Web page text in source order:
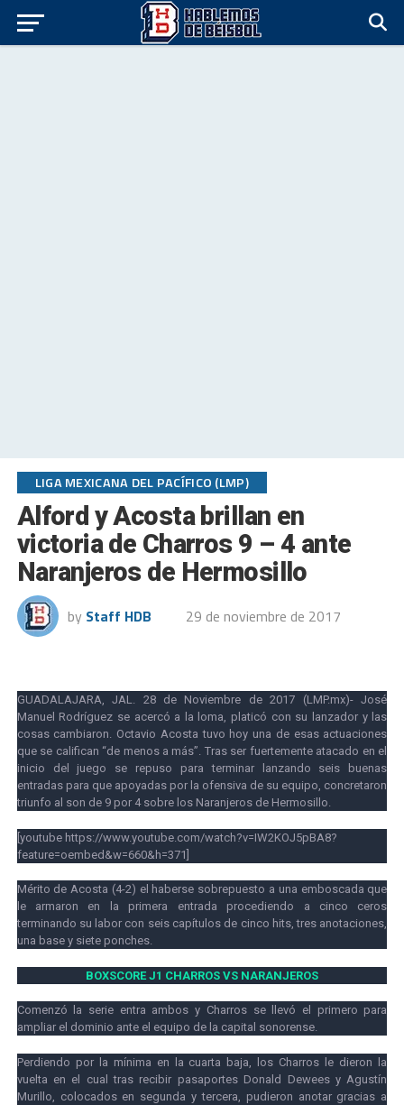
LIGA MEXICANA DEL PACÍFICO (LMP)
Alford y Acosta brillan en
victoria de Charros 9 – 4 ante
Naranjeros de Hermosillo
by Staff HDB 29 de noviembre de 2017
GUADALAJARA, JAL. 28 de Noviembre de 2017 (LMP.mx)- José
Manuel Rodríguez se acercó a la loma, platicó con su lanzador y las
cosas cambiaron. Octavio Acosta tuvo hoy una de esas actuaciones
que se califican “de menos a más”. Tras ser fuertemente atacado en el
inicio del juego se repuso para terminar lanzando seis buenas
entradas para que apoyadas por la ofensiva de su equipo, concretaron
triunfo al son de 9 por 4 sobre los Naranjeros de Hermosillo.
[youtube https://www.youtube.com/watch?v=IW2KOJ5pBA8?
feature=oembed&w=660&h=371]
Mérito de Acosta (4-2) el haberse sobrepuesto a una emboscada que
le armaron en la primera entrada procediendo a cinco ceros
terminando su labor con seis capítulos de cinco hits, tres anotaciones,
una base y siete ponches.
BOXSCORE J1 CHARROS VS NARANJEROS
Comenzó la serie entra ambos y Charros se llevó el primero para
ampliar el dominio ante el equipo de la capital sonorense.
Perdiendo por la mínima en la cuarta baja, los Charros le dieron la
vuelta en el cual tras recibir pasaportes Donald Dewees y Agustín
Murillo, colocados en segunda y tercera, pudieron anotar gracias a